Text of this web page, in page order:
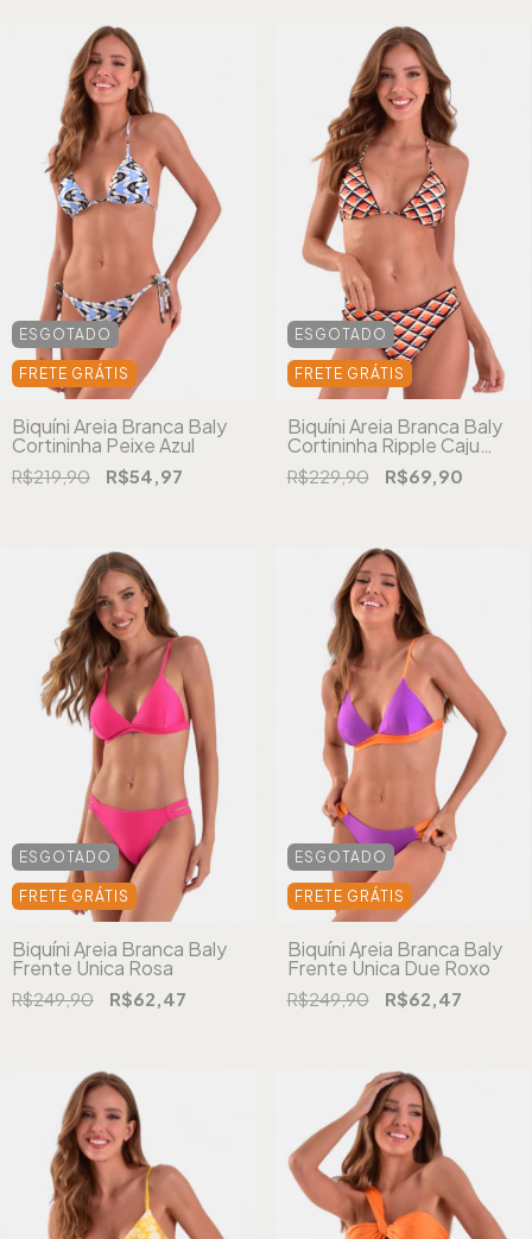
ESGOTADO
FRETE GRÁTIS
Biquíni Areia Branca Baly
Cortininha Peixe Azul
R$219,90 R$54,97
ESGOTADO
FRETE GRÁTIS
Biquíni Areia Branca Baly
Cortininha Ripple Caju
Laranja
R$229,90 R$69,90
ESGOTADO
FRETE GRÁTIS
Biquíni Areia Branca Baly
Frente Única Rosa
R$249,90 R$62,47
ESGOTADO
FRETE GRÁTIS
Biquíni Areia Branca Baly
Frente Única Due Roxo
R$249,90 R$62,47